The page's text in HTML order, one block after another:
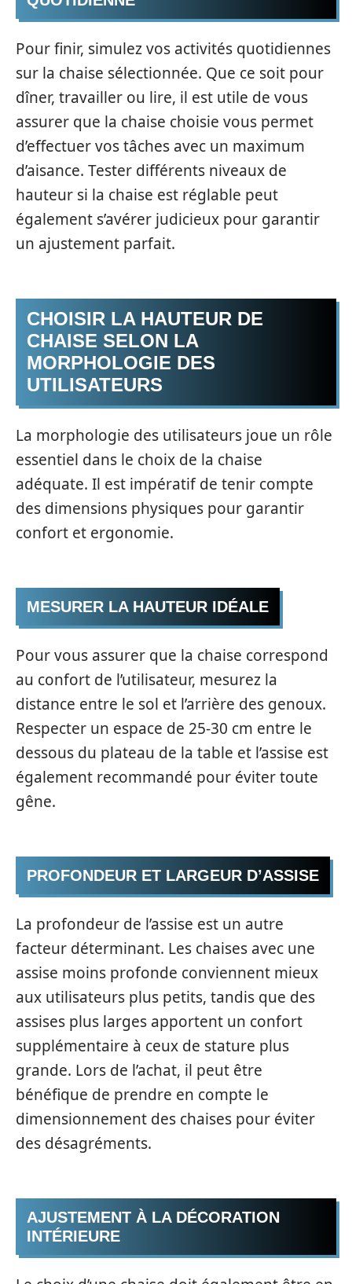
Pour finir, simulez vos activités quotidiennes
sur la chaise sélectionnée. Que ce soit pour
dîner, travailler ou lire, il est utile de vous
assurer que la chaise choisie vous permet
d’effectuer vos tâches avec un maximum
d’aisance. Tester différents niveaux de
hauteur si la chaise est réglable peut
également s’avérer judicieux pour garantir
un ajustement parfait.
CHOISIR LA HAUTEUR DE
CHAISE SELON LA
MORPHOLOGIE DES
UTILISATEURS
La morphologie des utilisateurs joue un rôle
essentiel dans le choix de la chaise
adéquate. Il est impératif de tenir compte
des dimensions physiques pour garantir
confort et ergonomie.
MESURER LA HAUTEUR IDÉALE
Pour vous assurer que la chaise correspond
au confort de l’utilisateur, mesurez la
distance entre le sol et l’arrière des genoux.
Respecter un espace de 25-30 cm entre le
dessous du plateau de la table et l’assise est
également recommandé pour éviter toute
gêne.
PROFONDEUR ET LARGEUR D’ASSISE
La profondeur de l’assise est un autre
facteur déterminant. Les chaises avec une
assise moins profonde conviennent mieux
aux utilisateurs plus petits, tandis que des
assises plus larges apportent un confort
supplémentaire à ceux de stature plus
grande. Lors de l’achat, il peut être
bénéfique de prendre en compte le
dimensionnement des chaises pour éviter
des désagréments.
AJUSTEMENT À LA DÉCORATION
INTÉRIEURE